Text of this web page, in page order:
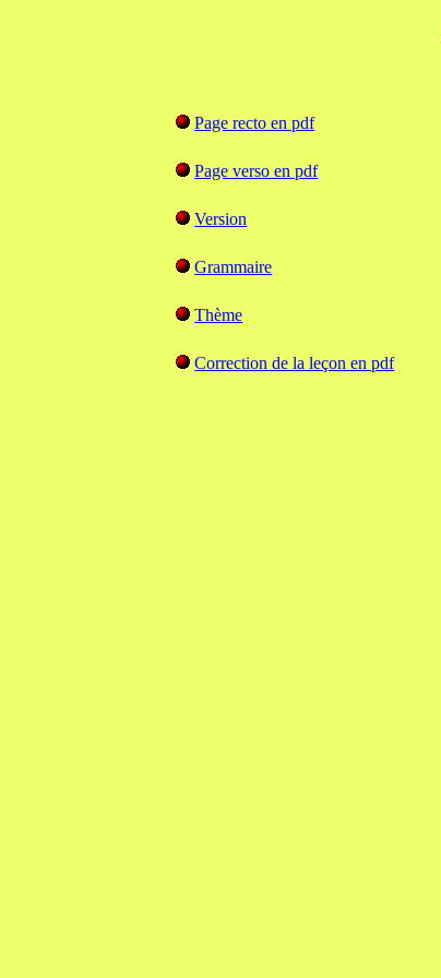
Page recto en pdf
Page verso en pdf
Version
Grammaire
Thème
Correction de la leçon en pdf